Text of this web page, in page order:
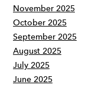
November 2025
October 2025
September 2025
August 2025
July 2025
June 2025